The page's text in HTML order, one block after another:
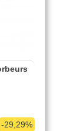
-29,29%